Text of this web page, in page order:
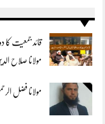
قائد جمعیت کا
مولانا صلاح
مولانا فضل